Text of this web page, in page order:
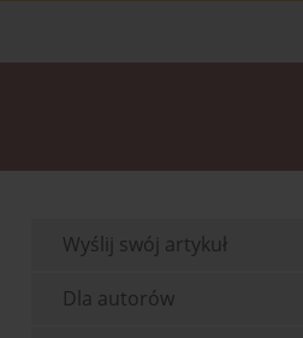
Wyślij swój artykuł
Dla autorów